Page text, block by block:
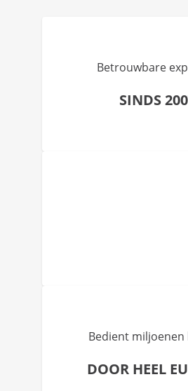
Betrouwbare
SINDS
Bedient miljoenen
DOOR HEEL